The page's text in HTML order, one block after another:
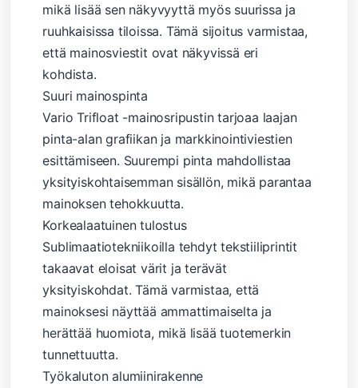
mikä lisää sen näkyvyyttä myös suurissa ja
ruuhkaisissa tiloissa. Tämä sijoitus varmistaa,
että mainosviestit ovat näkyvissä eri
kohdista.
Suuri mainospinta
Vario Trifloat -mainosripustin tarjoaa laajan
pinta-alan grafiikan ja markkinointiviestien
esittämiseen. Suurempi pinta mahdollistaa
yksityiskohtaisemman sisällön, mikä parantaa
mainoksen tehokkuutta.
Korkealaatuinen tulostus
Sublimaatiotekniikoilla tehdyt tekstiiliprintit
takaavat eloisat värit ja terävät
yksityiskohdat. Tämä varmistaa, että
mainoksesi näyttää ammattimaiselta ja
herättää huomiota, mikä lisää tuotemerkin
tunnettuutta.
Työkaluton alumiinirakenne